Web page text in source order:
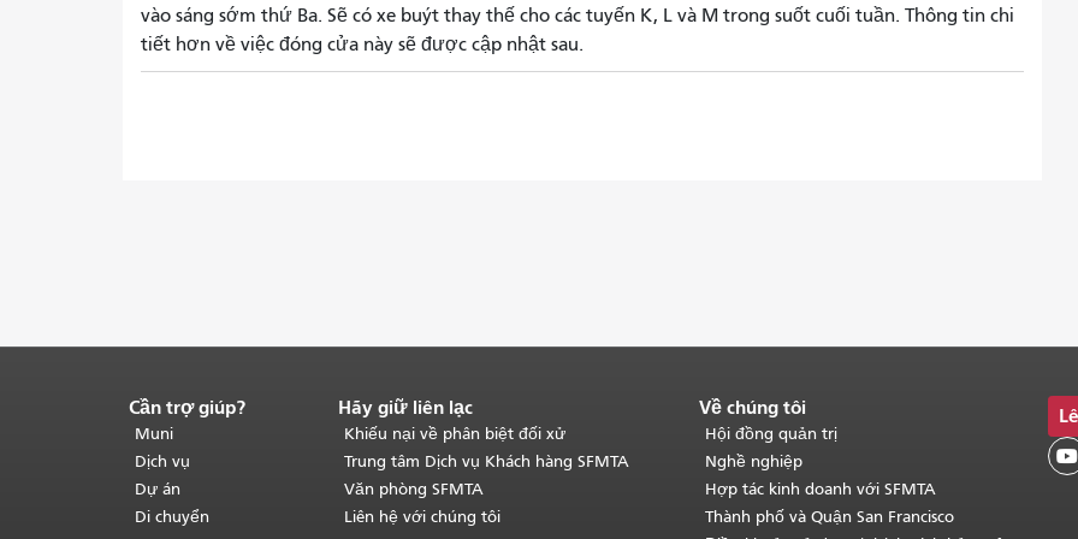
vào sáng sớm thứ Ba. Sẽ có xe buýt thay thế cho các tuyến K, L và M trong suốt cuối tuần. Thông tin chi
tiết hơn về việc đóng cửa này sẽ được cập nhật sau.
Kết
thúc
nội
dung
trang.Phần
Cần trợ giúp?
Muni
Dịch vụ
Dự án
Di chuyển
Hãy giữ liên lạc
Khiếu nại về phân biệt đối xử
Trung tâm Dịch vụ Khách hàng SFMTA
Văn phòng SFMTA
Liên hệ với chúng tôi
Về chúng tôi
Hội đồng quản trị
Nghề nghiệp
Hợp tác kinh doanh với SFMTA
Thành phố và Quận San Francisco
